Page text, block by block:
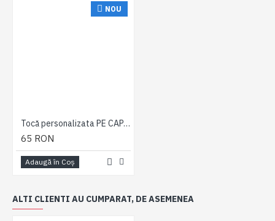
NOU
Tocă personalizata PE CAPAC + esarfa personalizata - VIȘINIU
65 RON
Adaugă în Coş
ALTI CLIENTI AU CUMPARAT, DE ASEMENEA